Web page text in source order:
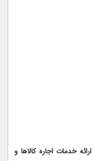
ارائه خدمات اجاره کالاها و